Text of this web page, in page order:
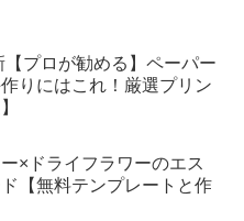
【プロが勧める】ペーパー
りにはこれ！厳選プリン
×ドライフラワーのエス
【無料テンプレートと作